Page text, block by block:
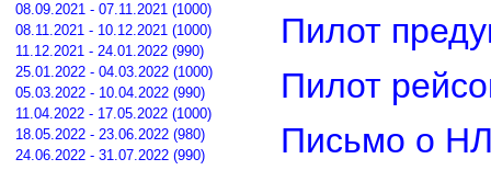
08.09.2021 - 07.11.2021 (1000)
08.11.2021 - 10.12.2021 (1000)
11.12.2021 - 24.01.2022 (990)
25.01.2022 - 04.03.2022 (1000)
05.03.2022 - 10.04.2022 (990)
11.04.2022 - 17.05.2022 (1000)
18.05.2022 - 23.06.2022 (980)
24.06.2022 - 31.07.2022 (990)
Пилот
Пилот
Письмо о